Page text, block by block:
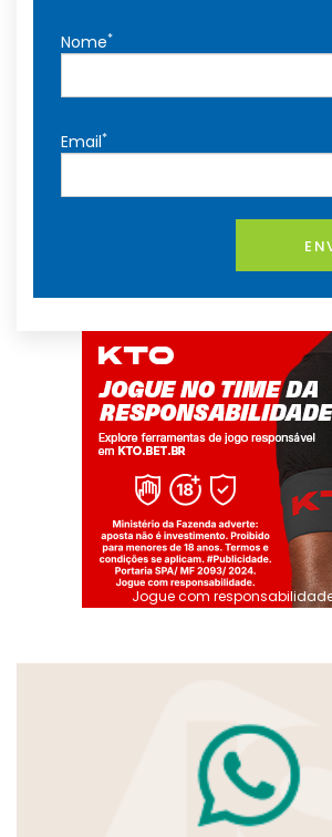
Nome*
Email*
Jogue com